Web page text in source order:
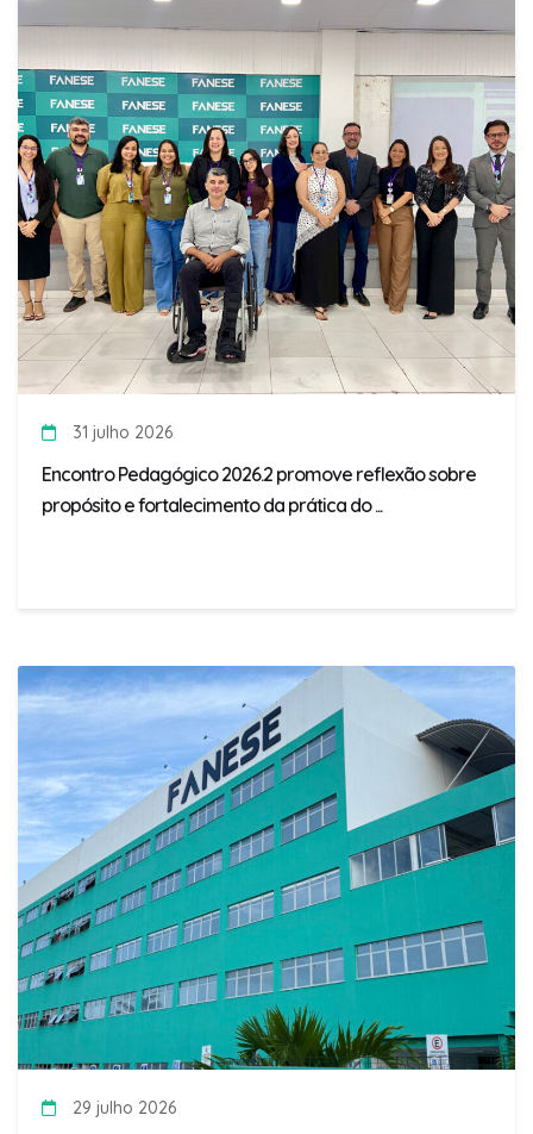
31 julho 2026
Encontro Pedagógico 2026.2 promove reflexão sobre
propósito e fortalecimento da prática do ...
29 julho 2026